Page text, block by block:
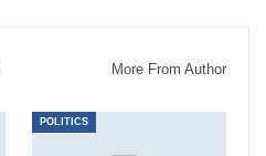
More From Author
POLITICS